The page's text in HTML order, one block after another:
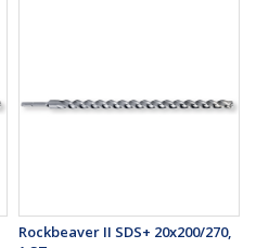
Rockbeaver II SDS+ 20x200/270,